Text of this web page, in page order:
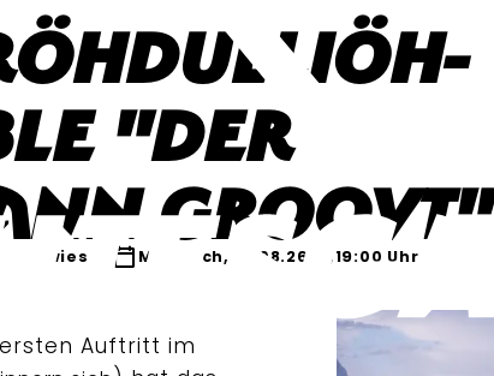
"Der
groovt"
Mittwoch, 19.08.26 19:00 Uhr
Auftritt im